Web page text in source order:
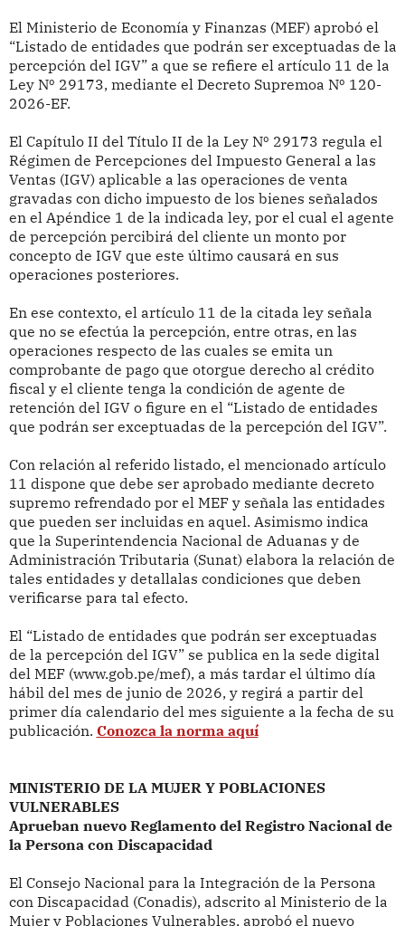
El Ministerio de Economía y Finanzas (MEF) aprobó el
“Listado de entidades que podrán ser exceptuadas de la
percepción del IGV” a que se refiere el artículo 11 de la
Ley Nº 29173, mediante el Decreto Supremoa Nº 120-
2026-EF.
El Capítulo II del Título II de la Ley Nº 29173 regula el
Régimen de Percepciones del Impuesto General a las
Ventas (IGV) aplicable a las operaciones de venta
gravadas con dicho impuesto de los bienes señalados
en el Apéndice 1 de la indicada ley, por el cual el agente
de percepción percibirá del cliente un monto por
concepto de IGV que este último causará en sus
operaciones posteriores.
En ese contexto, el artículo 11 de la citada ley señala
que no se efectúa la percepción, entre otras, en las
operaciones respecto de las cuales se emita un
comprobante de pago que otorgue derecho al crédito
fiscal y el cliente tenga la condición de agente de
retención del IGV o figure en el “Listado de entidades
que podrán ser exceptuadas de la percepción del IGV”.
Con relación al referido listado, el mencionado artículo
11 dispone que debe ser aprobado mediante decreto
supremo refrendado por el MEF y señala las entidades
que pueden ser incluidas en aquel. Asimismo indica
que la Superintendencia Nacional de Aduanas y de
Administración Tributaria (Sunat) elabora la relación de
tales entidades y detallalas condiciones que deben
verificarse para tal efecto.
El “Listado de entidades que podrán ser exceptuadas
de la percepción del IGV” se publica en la sede digital
del MEF (www.gob.pe/mef), a más tardar el último día
hábil del mes de junio de 2026, y regirá a partir del
primer día calendario del mes siguiente a la fecha de su
publicación. Conozca la norma aquí
MINISTERIO DE LA MUJER Y POBLACIONES
VULNERABLES
Aprueban nuevo Reglamento del Registro Nacional de
la Persona con Discapacidad
El Consejo Nacional para la Integración de la Persona
con Discapacidad (Conadis), adscrito al Ministerio de la
Mujer y Poblaciones Vulnerables, aprobó el nuevo